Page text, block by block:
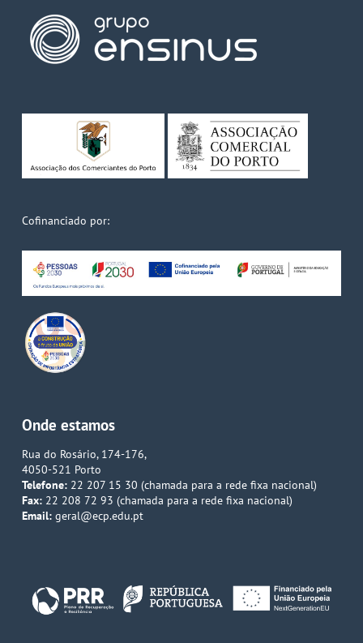
Cofinanciado por:
Onde estamos
Rua do Rosário, 174-176,
4050-521 Porto
Telefone:22 207 15 30 (chamada para a rede fixa nacional)
Fax:22 208 72 93 (chamada para a rede fixa nacional)
Email: geral@ecp.edu.pt